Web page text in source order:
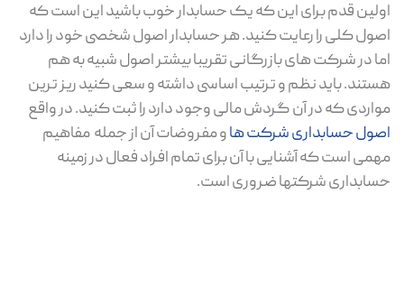
اولین قدم برای این که یک حسابدار خوب باشید این است که
اصول کلی را رعایت کنید. هر حسابدار اصول شخصی خود را دارد
اما در شرکت های بازرگانی تقریبا بیشتر اصول شبیه به هم
هستند. باید نظم و ترتیب اساسی داشته و سعی کنید ریز ترین
مواردی که در آن گردش مالی وجود دارد را ثبت کنید. در واقع
اصول حسابداری شرکت ‌هاو مفروضات آن از جمله مفاهیم
مهمی است که آشنایی با آن برای تمام افراد فعال در زمینه
حسابداری شرکتها ضروری است.